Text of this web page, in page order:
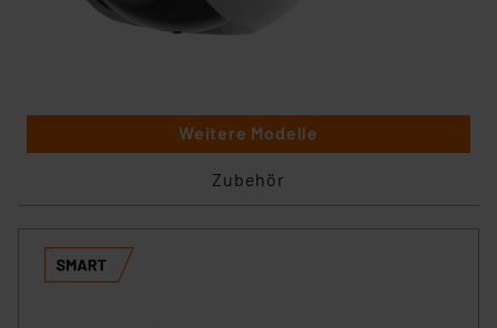
Weitere Modelle
Zubehör